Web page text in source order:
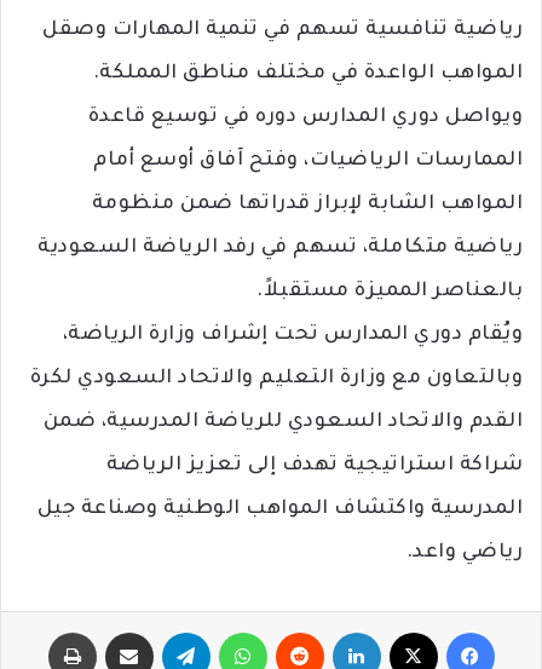
رياضية تنافسية تسهم في تنمية المهارات وصقل
المواهب الواعدة في مختلف مناطق المملكة.
ويواصل دوري المدارس دوره في توسيع قاعدة
الممارسات الرياضيات، وفتح آفاق أوسع أمام
المواهب الشابة لإبراز قدراتها ضمن منظومة
رياضية متكاملة، تسهم في رفد الرياضة السعودية
بالعناصر المميزة مستقبلاً.
ويُقام دوري المدارس تحت إشراف وزارة الرياضة،
وبالتعاون مع وزارة التعليم والاتحاد السعودي لكرة
القدم والاتحاد السعودي للرياضة المدرسية، ضمن
شراكة استراتيجية تهدف إلى تعزيز الرياضة
المدرسية واكتشاف المواهب الوطنية وصناعة جيل
رياضي واعد.